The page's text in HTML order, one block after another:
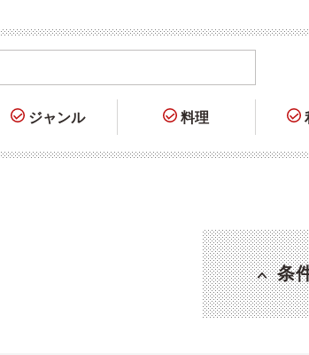
ジャンル 料理
条